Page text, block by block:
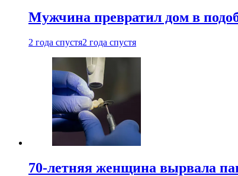
Мужчина превратил дом в
2 года спустя2 года спустя
70-летняя женщина вырвала